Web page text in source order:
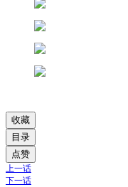
收藏
目录
点赞
上一话
下一话